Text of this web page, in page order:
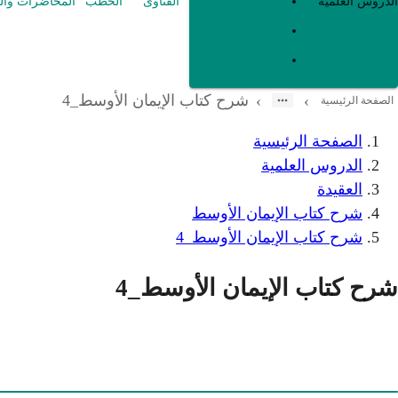
الصفحة الرئيسية ›
› شرح كتاب الإيمان الأوسط_4
الصفحة الرئيسية
الدروس العلمية
العقيدة
شرح كتاب الإيمان الأوسط
شرح كتاب الإيمان الأوسط_4
شرح كتاب الإيمان الأوسط_4